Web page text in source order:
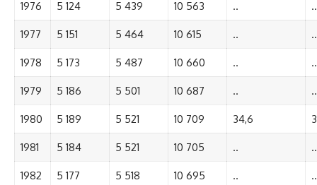
1976 5 124 5 439 10 563 .. ..
1977 5 151 5 464 10 615 .. ..
1978 5 173 5 487 10 660 .. ..
1979 5 186 5 501 10 687 .. ..
1980 5 189 5 521 10 709 34,6
1981 5 184 5 521 10 705 .. ..
1982 5 177 5 518 10 695 .. ..